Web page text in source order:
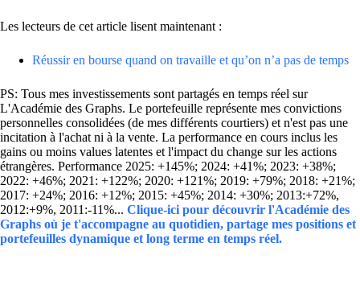
Les lecteurs de cet article lisent maintenant :
Réussir en bourse quand on travaille et qu’on n’a pas de temps
PS: Tous mes investissements sont partagés en temps réel sur
L'Académie des Graphs. Le portefeuille représente mes convictions
personnelles consolidées (de mes différents courtiers) et n'est pas une
incitation à l'achat ni à la vente. La performance en cours inclus les
gains ou moins values latentes et l'impact du change sur les actions
étrangères. Performance 2025: +145%; 2024: +41%; 2023: +38%;
2022: +46%; 2021: +122%; 2020: +121%; 2019: +79%; 2018: +21%;
2017: +24%; 2016: +12%; 2015: +45%; 2014: +30%; 2013:+72%,
2012:+9%, 2011:-11%... Clique-ici pour découvrir l'Académie des
Graphs où je t'accompagne au quotidien, partage mes positions et
portefeuilles dynamique et long terme en temps réel.